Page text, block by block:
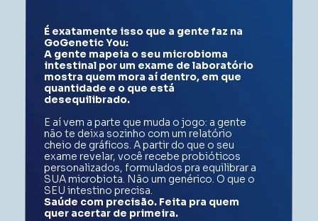
É exatamente isso que a gente faz na
GoGenetic You:
A gente mapeia o seu microbioma
intestinal por um exame de laboratório
mostra quem mora aí dentro, em que
quantidade e o que está
desequilibrado.
E aí vem a parte que muda o jogo: a gente
não te deixa sozinho com um relatório
cheio de gráficos. A partir do que o seu
exame revelar, você recebe probióticos
personalizados, formulados pra equilibrar a
SUA microbiota. Não um genérico. O que o
SEU intestino precisa.
Saúde com precisão. Feita pra quem
quer acertar de primeira.